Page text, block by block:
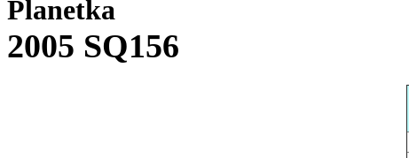
Planetka
2005 SQ156